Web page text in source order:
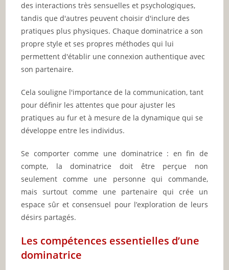
des interactions très sensuelles et psychologiques,
tandis que d'autres peuvent choisir d'inclure des
pratiques plus physiques. Chaque dominatrice a son
propre style et ses propres méthodes qui lui
permettent d'établir une connexion authentique avec
son partenaire.
Cela souligne l'importance de la communication, tant
pour définir les attentes que pour ajuster les
pratiques au fur et à mesure de la dynamique qui se
développe entre les individus.
Se comporter comme une dominatrice : en fin de
compte, la dominatrice doit être perçue non
seulement comme une personne qui commande,
mais surtout comme une partenaire qui crée un
espace sûr et consensuel pour l’exploration de leurs
désirs partagés.
Les compétences essentielles d’une
dominatrice